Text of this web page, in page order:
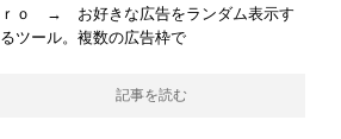
ｒｏ → お好きな広告をランダム表示す
るツール。複数の広告枠で
記事を読む